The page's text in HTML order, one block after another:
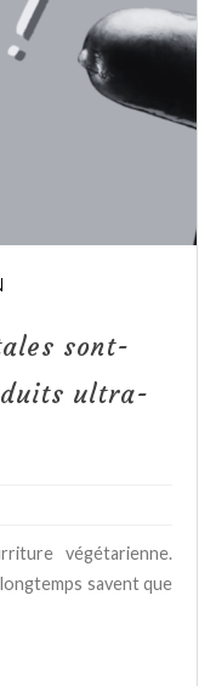
sont-
ultra-
végétarienne.
savent que